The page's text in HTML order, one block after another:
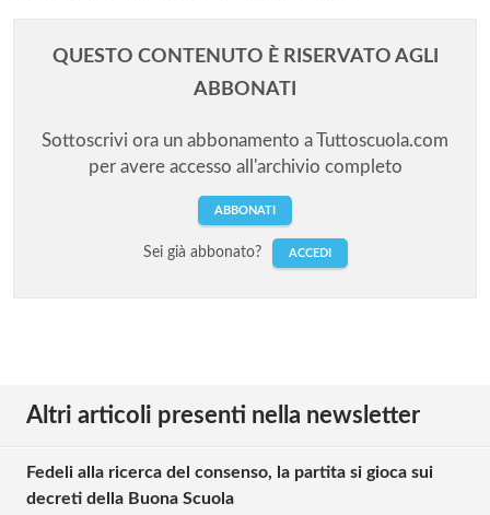
QUESTO CONTENUTO È RISERVATO AGLI
ABBONATI
Sottoscrivi ora un abbonamento a Tuttoscuola.com
per avere accesso all'archivio completo
ABBONATI
Sei già abbonato? ACCEDI
Altri articoli presenti nella newsletter
Fedeli alla ricerca del consenso, la partita si gioca sui
decreti della Buona Scuola